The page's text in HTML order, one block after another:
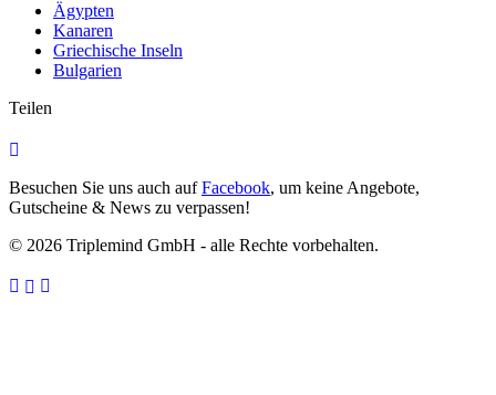
Ägypten
Kanaren
Griechische Inseln
Bulgarien
Teilen
Besuchen Sie uns auch aufFacebook, um keine Angebote,
Gutscheine & News zu verpassen!
© 2026 Triplemind GmbH - alle Rechte vorbehalten.